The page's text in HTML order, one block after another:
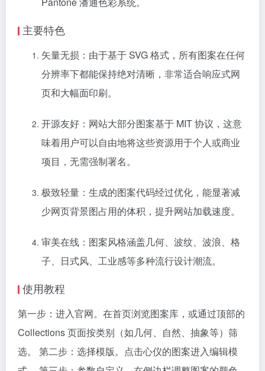
主要特色
矢量无损：由于基于 SVG 格式，所有图案在任何
分辨率下都能保持绝对清晰，非常适合响应式网
页和大幅面印刷。
开源友好：网站大部分图案基于 MIT 协议，这意
味着用户可以自由地将这些资源用于个人或商业
项目，无需强制署名。
极致轻量：生成的图案代码经过优化，能显著减
少网页背景图占用的体积，提升网站加载速度。
审美在线：图案风格涵盖几何、波纹、波浪、格
子、日式风、工业感等多种流行设计潮流。
使用教程
第一步：进入官网。在首页浏览图案库，或通过顶部的
Collections 页面按类别（如几何、自然、抽象等）筛
选。 第二步：选择模版。点击心仪的图案进入编辑模